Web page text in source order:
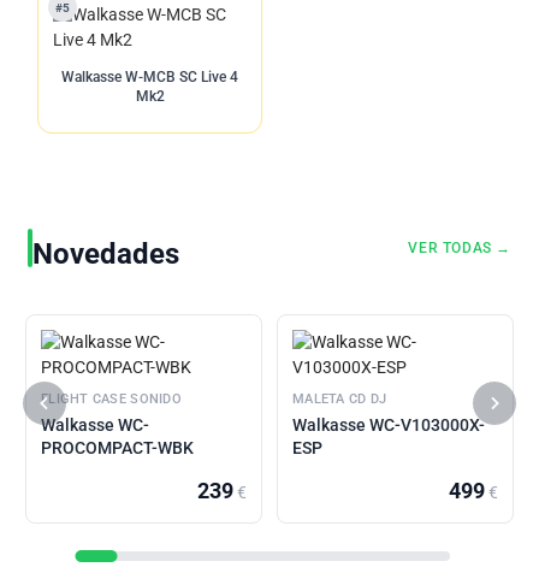
#5
Walkasse W-MCB SC Live 4
Mk2
Novedades VER TODAS →
FLIGHT CASE SONIDO
Walkasse WC-
PROCOMPACT-WBK
239€
MALETA CD DJ
Walkasse WC-V103000X-
ESP
499€